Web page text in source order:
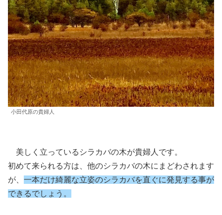
小田代原の貴婦人
美しく立っているシラカバの木が貴婦人です。
初めて来られる方は、他のシラカバの木にまどわされます
が、 一本だけ綺麗な立姿のシラカバを直ぐに発見する事が
できるでしょう。